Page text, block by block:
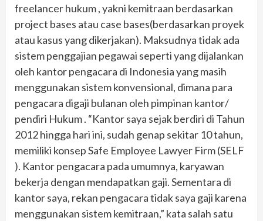
freelancer hukum , yakni kemitraan berdasarkan
project bases atau case bases(berdasarkan proyek
atau kasus yang dikerjakan). Maksudnya tidak ada
sistem penggajian pegawai seperti yang dijalankan
oleh kantor pengacara di Indonesia yang masih
menggunakan sistem konvensional, dimana para
pengacara digaji bulanan oleh pimpinan kantor/
pendiri Hukum . “Kantor saya sejak berdiri di Tahun
2012 hingga hari ini, sudah genap sekitar 10 tahun,
memiliki konsep Safe Employee Lawyer Firm (SELF
). Kantor pengacara pada umumnya, karyawan
bekerja dengan mendapatkan gaji. Sementara di
kantor saya, rekan pengacara tidak saya gaji karena
menggunakan sistem kemitraan,” kata salah satu